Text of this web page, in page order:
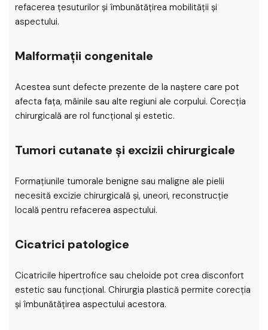
refacerea țesuturilor și îmbunătățirea mobilității și
aspectului.
Malformații congenitale
Acestea sunt defecte prezente de la naștere care pot
afecta fața, mâinile sau alte regiuni ale corpului. Corecția
chirurgicală are rol funcțional și estetic.
Tumori cutanate și excizii chirurgicale
Formațiunile tumorale benigne sau maligne ale pielii
necesită excizie chirurgicală și, uneori, reconstrucție
locală pentru refacerea aspectului.
Cicatrici patologice
Cicatricile hipertrofice sau cheloide pot crea disconfort
estetic sau funcțional. Chirurgia plastică permite corecția
și îmbunătățirea aspectului acestora.